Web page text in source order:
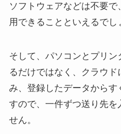
ソフトウェアなどは不要で
用できることといえるでし
そして、パソコンとプリン
るだけではなく、クラウ
み、登録したデータからす
すので、一件ずつ送り先を
せん。